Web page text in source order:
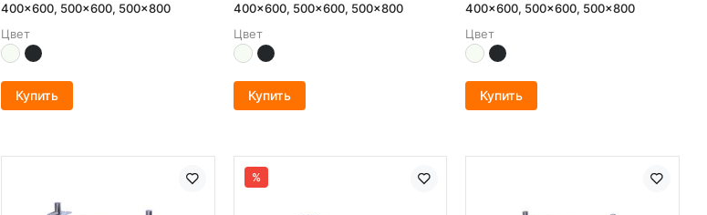
400x600, 500x600, 500x800
Цвет
Купить
400x600, 500x600, 500x800
Цвет
Купить
400x600, 500x600, 500x800
Цвет
Купить
%